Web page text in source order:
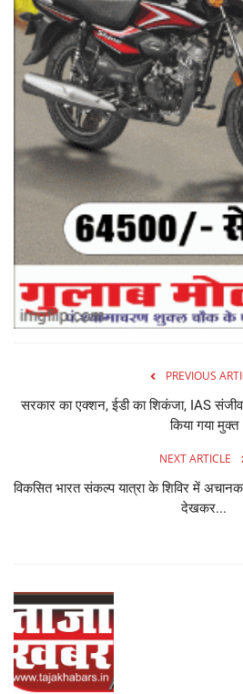
PREVIOUS
सरकार का एक्शन, ईडी का शिकंजा, IAS
किया गया मुक्त
NEXT ARTICLE
विकसित भारत संकल्प यात्रा के शिविर में
देखकर...